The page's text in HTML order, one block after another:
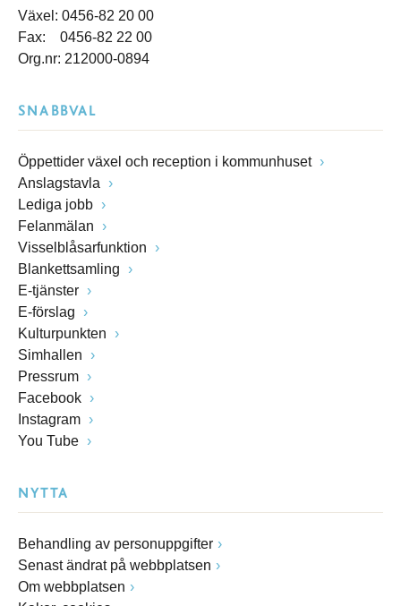
Växel: 0456-82 20 00
Fax: 0456-82 22 00
Org.nr: 212000-0894
SNABBVAL
Öppettider växel och reception i kommunhuset
Anslagstavla
Lediga jobb
Felanmälan
Visselblåsarfunktion
Blankettsamling
E-tjänster
E-förslag
Kulturpunkten
Simhallen
Pressrum
Facebook
Instagram
You Tube
NYTTA
Behandling av personuppgifter
Senast ändrat på webbplatsen
Om webbplatsen